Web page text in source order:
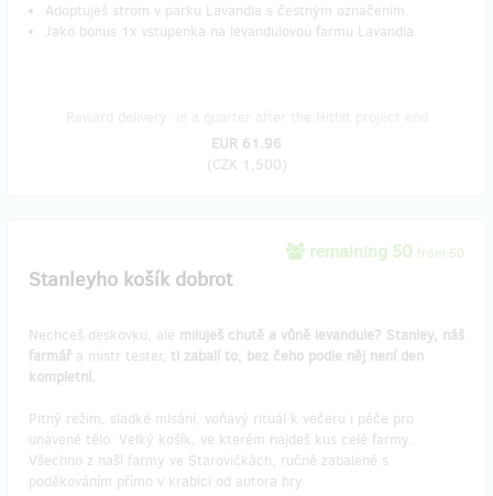
Adoptuješ strom v parku Lavandia s čestným označením.
Jako bonus 1x vstupenka na levandulovou farmu Lavandia.
EUR 61.96
(CZK 1,500)
remaining 50 from 50
Stanleyho košík dobrot
Nechceš deskovku, ale miluješ chutě a vůně levandule? Stanley, náš
farmář a mistr tester, ti zabalí to, bez čeho podle něj není den
kompletní.
Pitný režim, sladké mlsání, voňavý rituál k večeru i péče pro
unavené tělo. Velký košík, ve kterém najdeš kus celé farmy.
Všechno z naší farmy ve Starovičkách, ručně zabalené s
poděkováním přímo v krabici od autora hry.